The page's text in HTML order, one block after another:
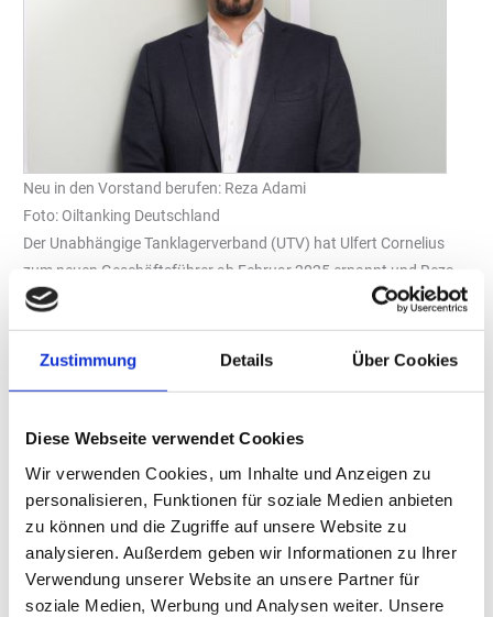
Zustimmung Details Über Cookies
Diese Webseite verwendet Cookies
Wir verwenden Cookies, um Inhalte und Anzeigen zu
personalisieren, Funktionen für soziale Medien anbieten
zu können und die Zugriffe auf unsere Website zu
analysieren. Außerdem geben wir Informationen zu Ihrer
Verwendung unserer Website an unsere Partner für
soziale Medien, Werbung und Analysen weiter. Unsere
Neu in den Vorstand berufen: Reza Adami
Foto: Oiltanking Deutschland
Der Unabhängige Tanklagerverband (UTV) hat Ulfert Cornelius
zum neuen Geschäftsführer ab Februar 2025 ernannt und Reza
Adami neu in den Vorstand berufen. Onno Handels wurde in
Mitgliederversammlung am 27. November 2024 hat der
langjähriges Vorstandsmitglied im UTV und seit mehr als 25
mit Wirkung zum 1. Februar 2025 zum UTV-Geschäftsführer
bestellt. Cornelius wird in dieser Funktion die Nachfolge von Frank
Schaper antreten, der nach neun Jahren Tätigkeit für den UTV am
28. Februar 2025 auf eigenen Wunsch aus diesem Amt
ausscheidet. Während der Amtszeit von Schaper konnte das